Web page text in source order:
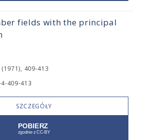
fields with the principal
409-413
409-413
SZCZEGÓŁY